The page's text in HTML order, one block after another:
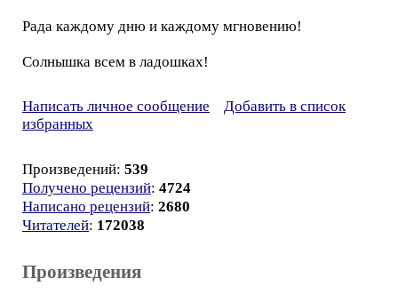
Рада каждому дню и каждому мгновению!
Солнышка всем в ладошках!
Написать личное сообщение
Добавить в список
избранных
Произведений: 539
Получено рецензий: 4724
Написано рецензий: 2680
Читателей: 172038
Произведения